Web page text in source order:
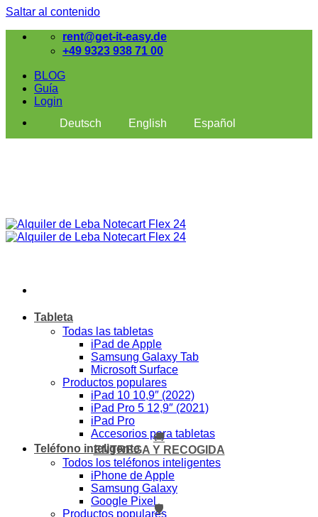
Saltar al contenido
rent@get-it-easy.de
+49 9323 938 71 00
BLOG
Guía
Login
Deutsch
English Español
Tableta
Todas las tabletas
iPad de Apple
Samsung Galaxy Tab
Microsoft Surface
Productos populares
iPad 10 10,9″ (2022)
iPad Pro 5 12,9″ (2021)
iPad Pro
Accesorios para tabletas
Teléfono inteligente
Todos los teléfonos inteligentes
iPhone de Apple
Samsung Galaxy
Google Pixel
Productos populares
🚚
ENTREGA Y RECOGIDA
🛡️